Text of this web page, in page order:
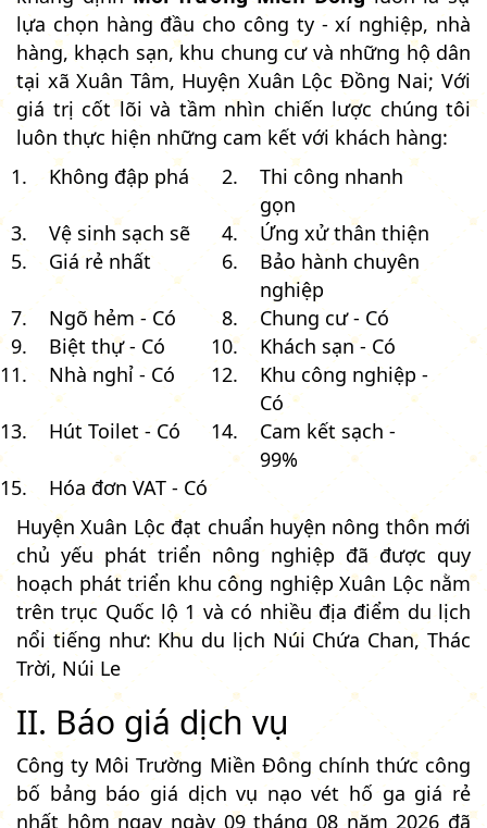
lựa chọn hàng đầu cho công ty - xí nghiệp, nhà
hàng, khạch sạn, khu chung cư và những hộ dân
tại xã Xuân Tâm, Huyện Xuân Lộc Đồng Nai; Với
giá trị cốt lõi và tầm nhìn chiến lược chúng tôi
luôn thực hiện những cam kết với khách hàng:
Không đập phá
Thi công nhanh
gọn
Vệ sinh sạch sẽ
Ứng xử thân thiện
Giá rẻ nhất
Bảo hành chuyên
nghiệp
Ngõ hẻm - Có
Chung cư - Có
Biệt thự - Có
Khách sạn - Có
Nhà nghỉ - Có
Khu công nghiệp -
Có
Hút Toilet - Có
Cam kết sạch -
99%
Hóa đơn VAT - Có
Huyện Xuân Lộc đạt chuẩn huyện nông thôn mới
chủ yếu phát triển nông nghiệp đã được quy
hoạch phát triển khu công nghiệp Xuân Lộc nằm
trên trục Quốc lộ 1 và có nhiều địa điểm du lịch
nổi tiếng như: Khu du lịch Núi Chứa Chan, Thác
Trời, Núi Le
II. Báo giá dịch vụ
Công ty Môi Trường Miền Đông chính thức công
bố bảng báo giá dịch vụ nạo vét hố ga giá rẻ
nhất hôm ngay ngày 09 tháng 08 năm 2026 đã